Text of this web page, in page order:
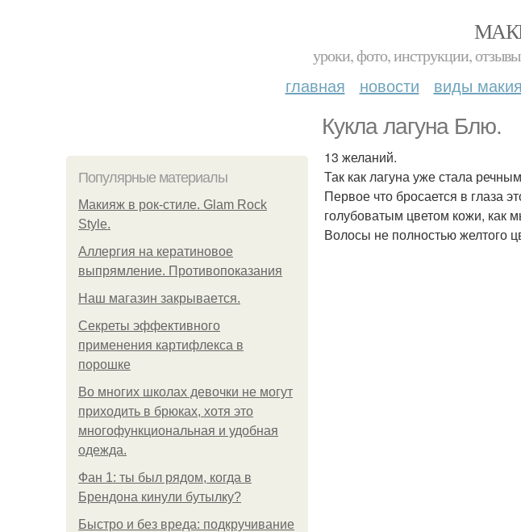
уроки, фото, инструкции,
главная новости виды
Кукла лагуна Блю.
Популярные материалы
Макияж в рок-стиле. Glam Rock
Style.
Аллергия на кератиновое
выпрямление. Противопоказания
Нaш магaзин зaкрывaeтся.
Секреты эффективного
применения картифлекса в
порошке
Во многих школах девочки не могут
приходить в брюках, хотя это
многофункциональная и удобная
одежда.
Фан 1: ты был рядом, когда в
Брендона кинули бутылку?
Быстро и без вреда: подкручивание
13 желаний.
Так как лагуна уже стала
Первое что бросается в глаза
голубоватым цветом кожи, как
Волосы не полностью желтого